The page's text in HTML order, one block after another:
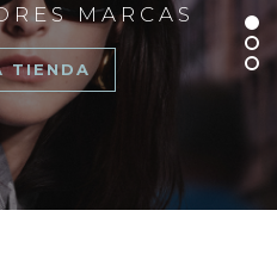
MARCAS
TIENDA